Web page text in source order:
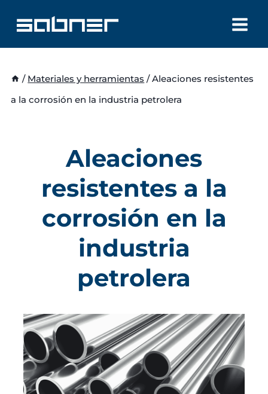
contenido
/ Materiales y herramientas / Aleaciones resistentes
a la corrosión en la industria petrolera
Aleaciones
resistentes a la
corrosión en la
industria
petrolera